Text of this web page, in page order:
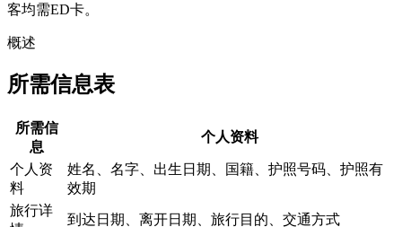
客均需ED卡。
概述
所需信息表
所需信
息
个人资料
个人资
料
姓名、名字、出生日期、国籍、护照号码、护照有
效期
旅行详
到达日期、离开日期、旅行目的、交通方式